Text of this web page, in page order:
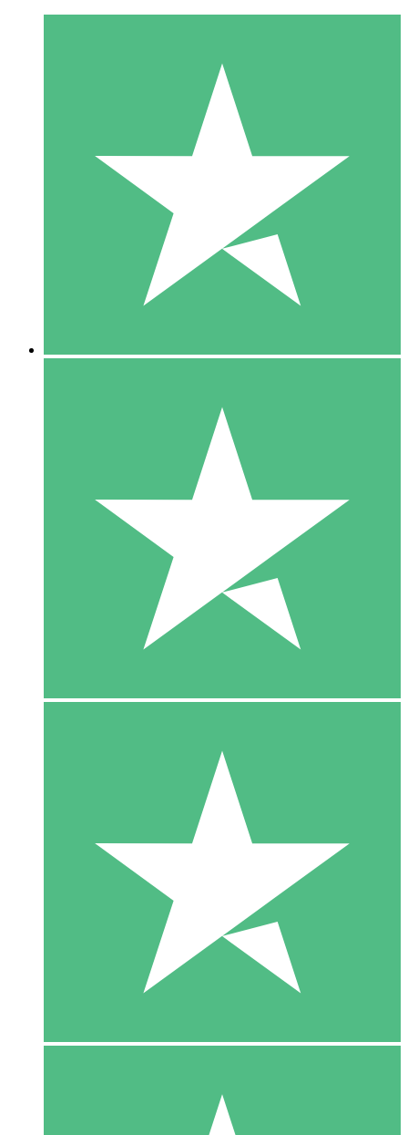
Individuele Creditpakketten
Betaal per gebruik met downloadtegoeden. Geen maandelijkse
1000
10 Downloaden
20 00